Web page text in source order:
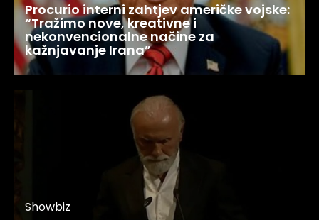
Procurio interni zahtjev američke vojske:
“Tražimo nove, kreativne i
nekonvencionalne načine za
kažnjavanje Irana”
Showbiz